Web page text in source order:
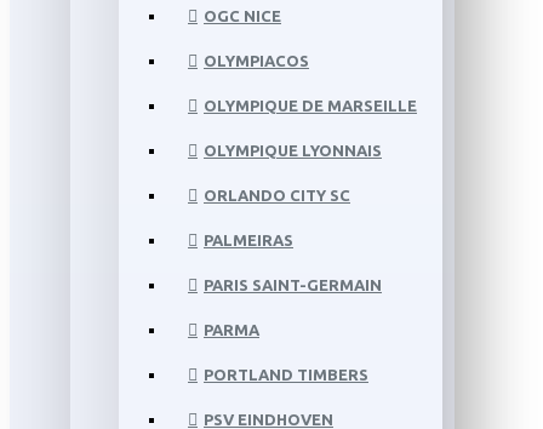
OGC NICE
OLYMPIACOS
OLYMPIQUE DE MARSEILLE
OLYMPIQUE LYONNAIS
ORLANDO CITY SC
PALMEIRAS
PARIS SAINT-GERMAIN
PARMA
PORTLAND TIMBERS
PSV EINDHOVEN